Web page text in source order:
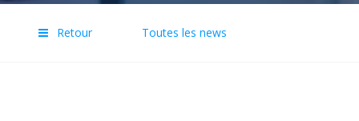
Retour Toutes les news